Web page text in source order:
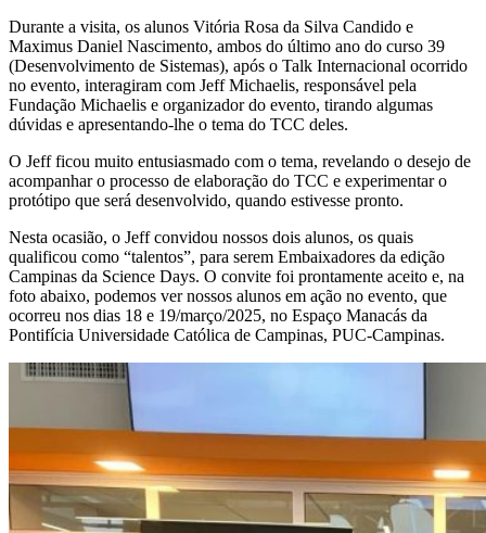
Durante a visita, os alunos Vitória Rosa da Silva Candido e
Maximus Daniel Nascimento, ambos do último ano do curso 39
(Desenvolvimento de Sistemas), após o Talk Internacional ocorrido
no evento, interagiram com Jeff Michaelis, responsável pela
Fundação Michaelis e organizador do evento, tirando algumas
dúvidas e apresentando-lhe o tema do TCC deles.
O Jeff ficou muito entusiasmado com o tema, revelando o desejo de
acompanhar o processo de elaboração do TCC e experimentar o
protótipo que será desenvolvido, quando estivesse pronto.
Nesta ocasião, o Jeff convidou nossos dois alunos, os quais
qualificou como “talentos”, para serem Embaixadores da edição
Campinas da Science Days. O convite foi prontamente aceito e, na
foto abaixo, podemos ver nossos alunos em ação no evento, que
ocorreu nos dias 18 e 19/março/2025, no Espaço Manacás da
Pontifícia Universidade Católica de Campinas, PUC-Campinas.